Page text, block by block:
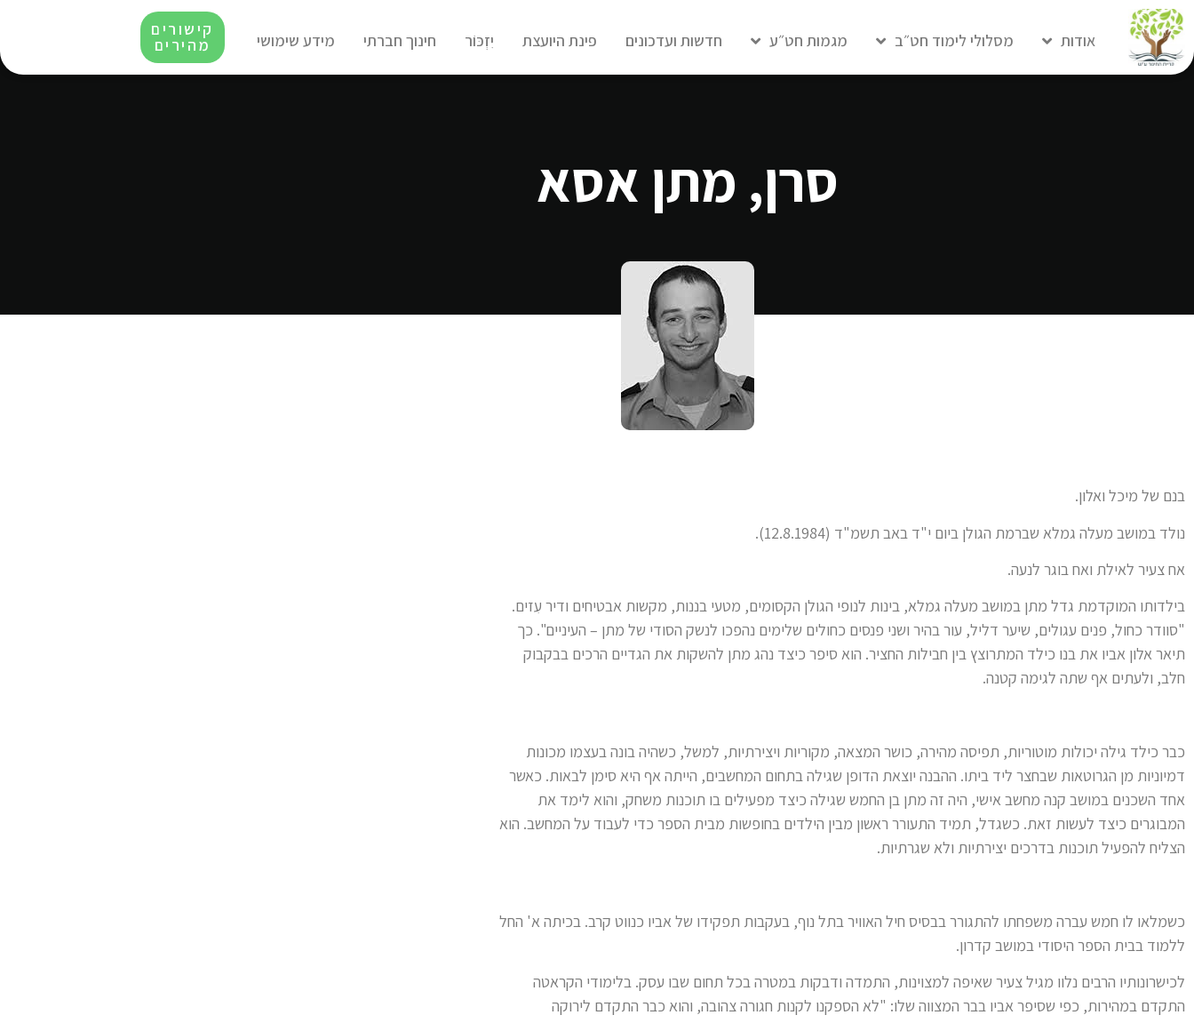
אודות מסלולי לימוד חט״ב מגמות חט״ע חדשות ועדכונים פינת היועצת יִזְכּוֹר חינוך חברתי מידע שימושי
קישורים
מהירים
סרן, מתן אסא
בנם של מיכל ואלון.
נולד במושב מעלה גמלא שברמת הגולן ביום י"ד באב תשמ"ד (12.8.1984).
אח צעיר לאילת ואח בוגר לנעה.
בילדותו המוקדמת גדל מתן במושב מעלה גמלא, בינות לנופי הגולן הקסומים, מטעי בננות, מקשות אבטיחים ודיר עִזים.
"סוודר כחול, פנים עגולים, שיער דליל, עור בהיר ושני פנסים כחולים שלימים נהפכו לנשק הסודי של מתן – העיניים". כך
תיאר אלון אביו את בנו כילד המתרוצץ בין חבילות החציר. הוא סיפר כיצד נהג מתן להשקות את הגדיים הרכים בבקבוק
חלב, ולעתים אף שתה לגימה קטנה.
כבר כילד גילה יכולות מוטוריות, תפיסה מהירה, כושר המצאה, מקוריות ויצירתיות, למשל, כשהיה בונה בעצמו מכונות
דמיוניות מן הגרוטאות שבחצר ליד ביתו. ההבנה יוצאת הדופן שגילה בתחום המחשבים, הייתה אף היא סימן לבאות. כאשר
אחד השכנים במושב קנה מחשב אישי, היה זה מתן בן החמש שגילה כיצד מפעילים בו תוכנות משחק, והוא לימד את
המבוגרים כיצד לעשות זאת. כשגדל, תמיד התעורר ראשון מבין הילדים בחופשות מבית הספר כדי לעבוד על המחשב. הוא
הצליח להפעיל תוכנות בדרכים יצירתיות ולא שגרתיות.
כשמלאו לו חמש עברה משפחתו להתגורר בבסיס חיל האוויר בתל נוף, בעקבות תפקידו של אביו כנווט קרב. בכיתה א' החל
ללמוד בבית הספר היסודי במושב קדרון.
לכישרונותיו הרבים נלוו מגיל צעיר שאיפה למצוינות, התמדה ודבקות במטרה בכל תחום שבו עסק. בלימודי הקראטה
התקדם במהירות, כפי שסיפר אביו בבר המצווה שלו: "לא הספקנו לקנות חגורה צהובה, והוא כבר התקדם לירוקה